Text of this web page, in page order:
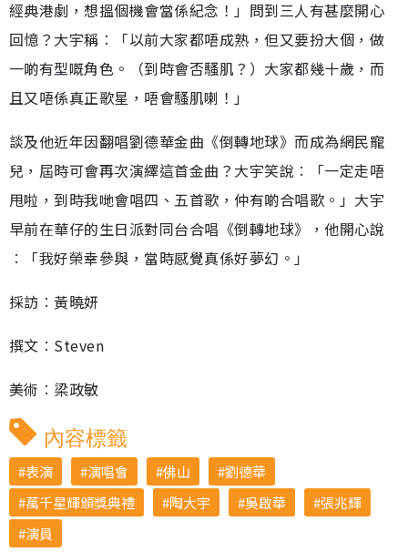
經典港劇，想搵個機會當係紀念！」問到三人有甚麼開心
回憶？大宇稱︰「以前大家都唔成熟，但又要扮大個，做
一啲有型嘅角色。（到時會否騷肌？）大家都幾十歲，而
且又唔係真正歌星，唔會騷肌喇！」
談及他近年因翻唱劉德華金曲《倒轉地球》而成為網民寵
兒，屆時可會再次演繹這首金曲？大宇笑說︰「一定走唔
甩啦，到時我哋會唱四、五首歌，仲有啲合唱歌。」大宇
早前在華仔的生日派對同台合唱《倒轉地球》，他開心說
︰「我好榮幸參與，當時感覺真係好夢幻。」
採訪︰黃曉妍
撰文︰Steven
美術︰梁政敏
內容標籤
表演 演唱會 佛山
劉德華
萬千星輝頒獎典禮
陶大宇 吳啟華
張兆輝
演員